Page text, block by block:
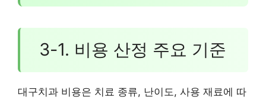
3-1. 비용 산정 주요 기준
대구치과 비용은 치료 종류, 난이도, 사용 재료에 따